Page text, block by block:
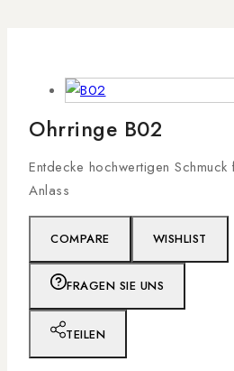
Ohrringe B02
Entdecke hochwertigen
Anlass
COMPARE WISHLIST
FRAGEN SIE UNS
TEILEN